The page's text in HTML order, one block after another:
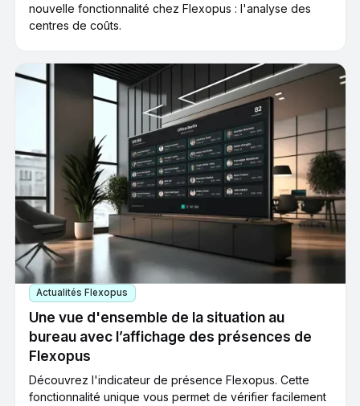
nouvelle fonctionnalité chez Flexopus : l'analyse des
centres de coûts.
Actualités Flexopus
Une vue d'ensemble de la situation au
bureau avec l’affichage des présences de
Flexopus
Découvrez l'indicateur de présence Flexopus. Cette
fonctionnalité unique vous permet de vérifier facilement